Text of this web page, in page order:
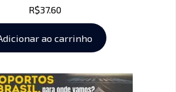
R$37.60
ao carrinho